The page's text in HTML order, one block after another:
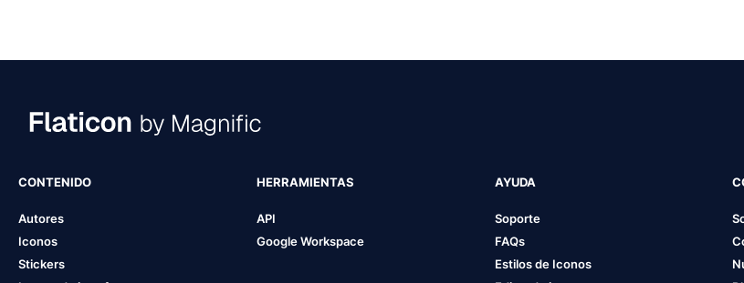
CONTENIDO
Autores
Iconos
Stickers
HERRAMIENTAS
API
Google Workspace
AYUDA
Soporte
FAQs
Estilos de Iconos